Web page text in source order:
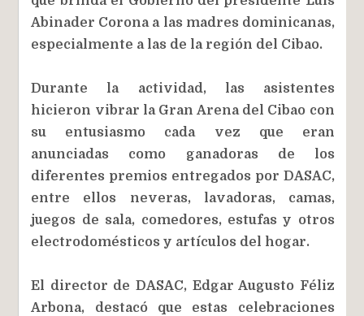
Abinader Corona a las madres dominicanas,
especialmente a las de la región del Cibao.
Durante la actividad, las asistentes
hicieron vibrar la Gran Arena del Cibao con
su entusiasmo cada vez que eran
anunciadas como ganadoras de los
diferentes premios entregados por DASAC,
entre ellos neveras, lavadoras, camas,
juegos de sala, comedores, estufas y otros
electrodomésticos y artículos del hogar.
El director de DASAC, Edgar Augusto Féliz
Arbona, destacó que estas celebraciones